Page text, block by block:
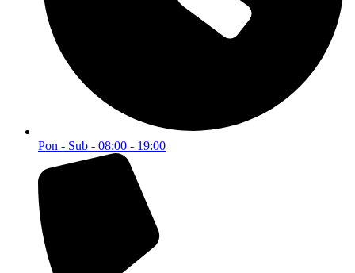
Pon - Sub - 08:00 - 19:00